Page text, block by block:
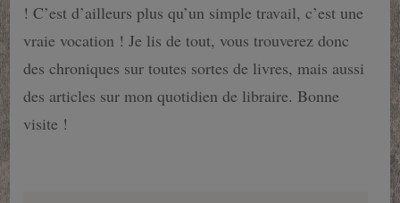
! C’est d’ailleurs plus qu’un simple travail, c’est une
vraie vocation ! Je lis de tout, vous trouverez donc
des chroniques sur toutes sortes de livres, mais aussi
des articles sur mon quotidien de libraire. Bonne
visite !